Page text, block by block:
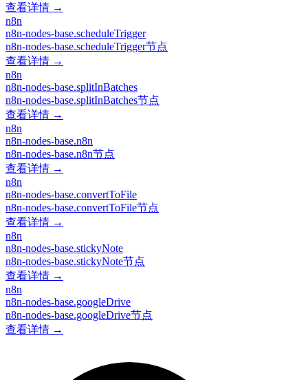
查看详情 →
n8n
n8n-nodes-base.scheduleTrigger
n8n-nodes-base.scheduleTrigger节点
查看详情 →
n8n
n8n-nodes-base.splitInBatches
n8n-nodes-base.splitInBatches节点
查看详情 →
n8n
n8n-nodes-base.n8n
n8n-nodes-base.n8n节点
查看详情 →
n8n
n8n-nodes-base.convertToFile
n8n-nodes-base.convertToFile节点
查看详情 →
n8n
n8n-nodes-base.stickyNote
n8n-nodes-base.stickyNote节点
查看详情 →
n8n
n8n-nodes-base.googleDrive
n8n-nodes-base.googleDrive节点
查看详情 →